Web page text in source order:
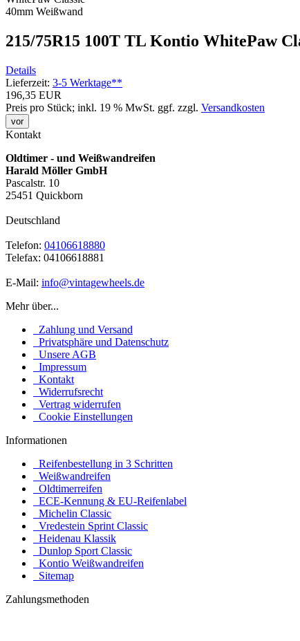
215/75R15 100T TL Kontio WhitePaw
Details
Lieferzeit: 3-5 Werktage**
196,35 EUR
Preis pro Stück; inkl. 19 % MwSt. ggf. zzgl. Versandkosten
vor
Kontakt
Oldtimer - und Weißwandreifen
Harald Möller GmbH
Pascalstr. 10
25451 Quickborn
Deutschland
Telefon: 04106618880
Telefax: 04106618881
E-Mail: info@vintagewheels.de
Mehr über...
Zahlung und Versand
Privatsphäre und Datenschutz
Unsere AGB
Impressum
Kontakt
Widerrufsrecht
Vertrag widerrufen
Cookie Einstellungen
Informationen
Reifenbestellung in 3 Schritten
Weißwandreifen
Oldtimerreifen
ECE-Kennung & EU-Reifenlabel
Michelin Classic
Vredestein Sprint Classic
Heidenau Klassik
Dunlop Sport Classic
Kontio Weißwandreifen
Sitemap
Zahlungsmethoden